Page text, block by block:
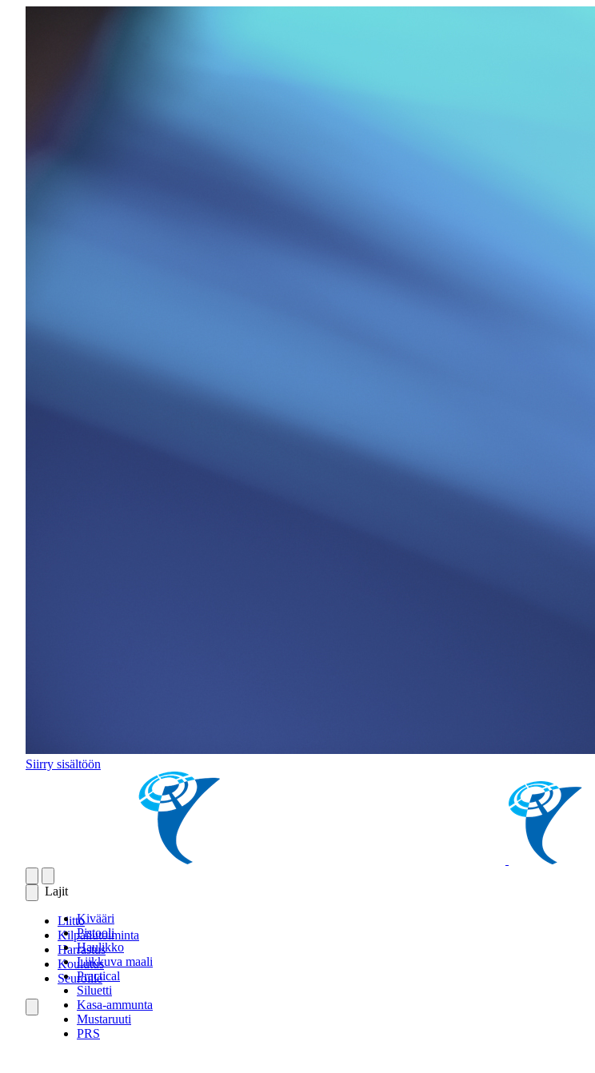
Siirry sisältöön
Lajit
Kivääri
Pistooli
Haulikko
Liikkuva maali
Practical
Siluetti
Kasa-ammunta
Mustaruuti
PRS
Liitto
Kilpailutoiminta
Harrastus
Koulutus
Seuroille